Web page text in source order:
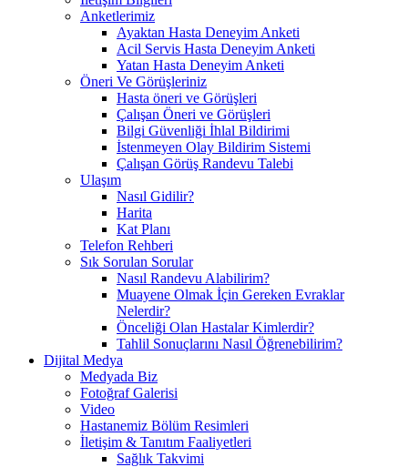
Anketlerimiz
Ayaktan Hasta Deneyim Anketi
Acil Servis Hasta Deneyim Anketi
Yatan Hasta Deneyim Anketi
Öneri Ve Görüşleriniz
Hasta öneri ve Görüşleri
Çalışan Öneri ve Görüşleri
Bilgi Güvenliği İhlal Bildirimi
İstenmeyen Olay Bildirim Sistemi
Çalışan Görüş Randevu Talebi
Ulaşım
Nasıl Gidilir?
Harita
Kat Planı
Telefon Rehberi
Sık Sorulan Sorular
Nasıl Randevu Alabilirim?
Muayene Olmak İçin Gereken Evraklar
Nelerdir?
Önceliği Olan Hastalar Kimlerdir?
Tahlil Sonuçlarını Nasıl Öğrenebilirim?
Dijital Medya
Medyada Biz
Fotoğraf Galerisi
Video
Hastanemiz Bölüm Resimleri
İletişim & Tanıtım Faaliyetleri
Sağlık Takvimi